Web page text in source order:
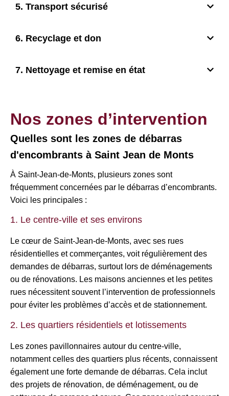
5. Transport sécurisé
6. Recyclage et don
7. Nettoyage et remise en état
Nos zones d’intervention
Quelles sont les zones de débarras
d'encombrants à Saint Jean de Monts
À Saint-Jean-de-Monts, plusieurs zones sont
fréquemment concernées par le débarras d’encombrants.
Voici les principales :
1. Le centre-ville et ses environs
Le cœur de Saint-Jean-de-Monts, avec ses rues
résidentielles et commerçantes, voit régulièrement des
demandes de débarras, surtout lors de déménagements
ou de rénovations. Les maisons anciennes et les petites
rues nécessitent souvent l’intervention de professionnels
pour éviter les problèmes d’accès et de stationnement.
2. Les quartiers résidentiels et lotissements
Les zones pavillonnaires autour du centre-ville,
notamment celles des quartiers plus récents, connaissent
également une forte demande de débarras. Cela inclut
des projets de rénovation, de déménagement, ou de